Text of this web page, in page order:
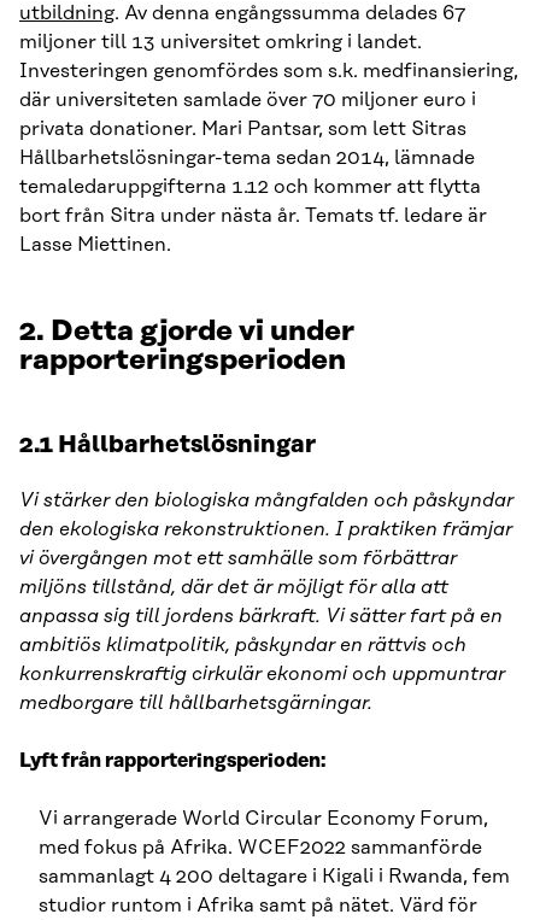
utbildning. Av denna engångssumma delades 67
miljoner till 13 universitet omkring i landet.
Investeringen genomfördes som s.k. medfinansiering,
där universiteten samlade över 70 miljoner euro i
privata donationer. Mari Pantsar, som lett Sitras
Hållbarhetslösningar-tema sedan 2014, lämnade
temaledaruppgifterna 1.12 och kommer att flytta
bort från Sitra under nästa år. Temats tf. ledare är
Lasse Miettinen.
2. Detta gjorde vi under
rapporteringsperioden
2.1 Hållbarhetslösningar
Vi stärker den biologiska mångfalden och påskyndar
den ekologiska rekonstruktionen. I praktiken främjar
vi övergången mot ett samhälle som förbättrar
miljöns tillstånd, där det är möjligt för alla att
anpassa sig till jordens bärkraft. Vi sätter fart på en
ambitiös klimatpolitik, påskyndar en rättvis och
konkurrenskraftig cirkulär ekonomi och uppmuntrar
medborgare till hållbarhetsgärningar.
Lyft från rapporteringsperioden:
Vi arrangerade World Circular Economy Forum,
med fokus på Afrika. WCEF2022 sammanförde
sammanlagt 4 200 deltagare i Kigali i Rwanda, fem
studior runtom i Afrika samt på nätet. Värd för